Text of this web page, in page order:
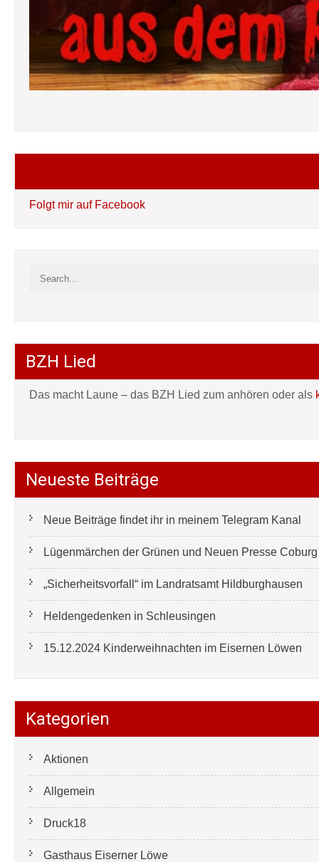
Folgt mir auf Facebook
BZH Lied
Das macht Laune – das BZH Lied zum anhören oder als
Neueste Beiträge
Neue Beiträge findet ihr in meinem Telegram Kanal
Lügenmärchen der Grünen und Neuen Presse
„Sicherheitsvorfall“ im Landratsamt Hildburghausen
Heldengedenken in Schleusingen
15.12.2024 Kinderweihnachten im Eisernen Löwen
Kategorien
Aktionen
Allgemein
Druck18
Gasthaus Eiserner Löwe